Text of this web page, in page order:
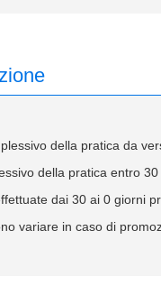
della pratica da
della pratica entro
dai 30 ai 0 giorni
variare in caso di